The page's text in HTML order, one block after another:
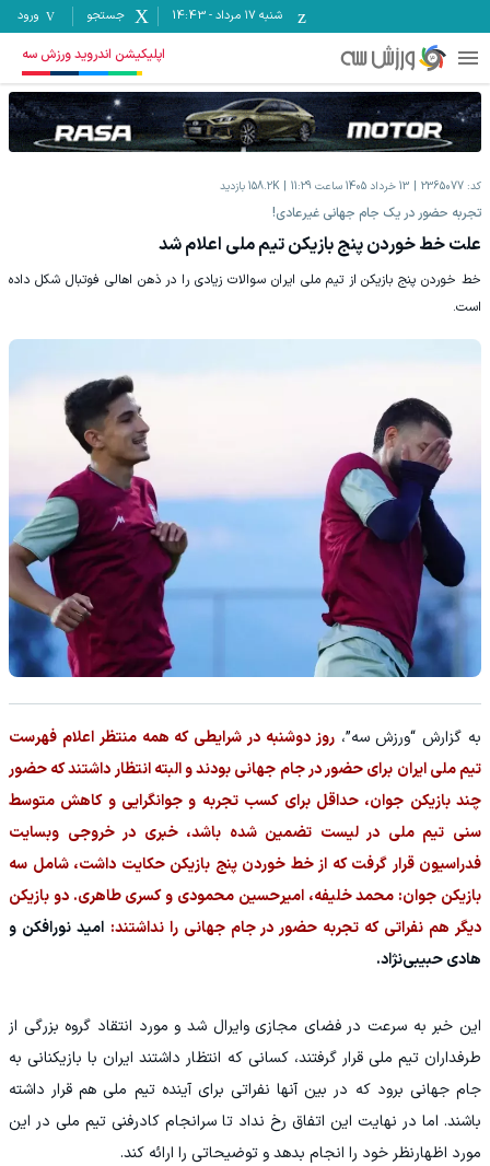
شنبه ۱۷ مرداد -
14:43 جستجو ورود
اپلیکیشن اندروید ورزش سه
کد: 2365077 13 خرداد 1405 ساعت 11:29 158.2K بازدید
تجربه حضور در یک جام جهانی غیرعادی!
علت خط خوردن پنج بازیکن تیم ملی اعلام شد
خط خوردن پنج بازیکن از تیم ملی ایران سوالات زیادی را در ذهن اهالی فوتبال شکل داده
است.
به گزارش “ورزش سه”،روز دوشنبه در شرایطی که همه منتظر اعلام فهرست
تیم ملی ایران برای حضور در جام جهانی بودند و البته انتظار داشتند که حضور
چند بازیکن جوان، حداقل برای کسب تجربه و جوانگرایی و کاهش متوسط
سنی تیم ملی در لیست تضمین شده باشد، خبری در خروجی وبسایت
فدراسیون قرار گرفت که از خط خوردن پنج بازیکن حکایت داشت، شامل سه
بازیکن جوان: محمد خلیفه، امیرحسین محمودی و کسری طاهری. دو بازیکن
دیگر هم نفراتی که تجربه حضور در جام جهانی را نداشتند: امید نورافکن و
هادی حبیبی‌نژاد.
این خبر به سرعت در فضای مجازی وایرال شد و مورد انتقاد گروه بزرگی از
طرفداران تیم ملی قرار گرفتند، کسانی که انتظار داشتند ایران با بازیکنانی به
جام جهانی برود که در بین آنها نفراتی برای آینده تیم ملی هم قرار داشته
باشند. اما در نهایت این اتفاق رخ نداد تا سرانجام کادرفنی تیم ملی در این
مورد اظهارنظر خود را انجام بدهد و توضیحاتی را ارائه کند.